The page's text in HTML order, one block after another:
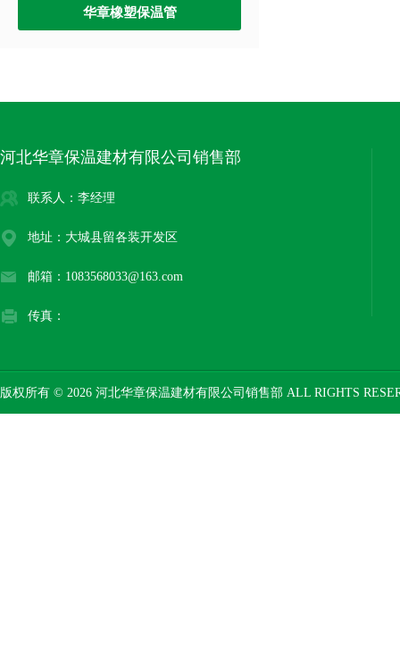
华章橡塑保温管
河北华章保温建材有限公司销售部
联系人：李经理
地址：大城县留各装开发区
邮箱：1083568033@163.com
传真：
版权所有 © 2026 河北华章保温建材有限公司销售部 ALL RIGHTS